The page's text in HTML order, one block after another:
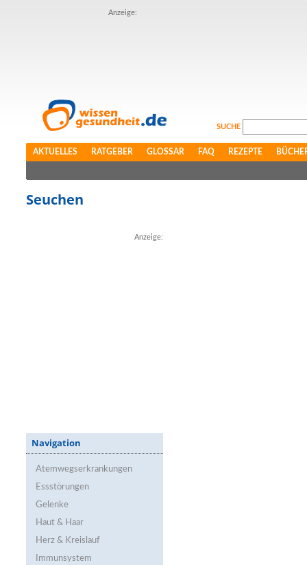
Anzeige:
SUCHE
AKTUELLES RATGEBER GLOSSAR FAQ REZEPTE
Seuchen
Anzeige:
Navigation
Atemwegserkrankungen
Essstörungen
Gelenke
Haut & Haar
Herz & Kreislauf
Immunsystem